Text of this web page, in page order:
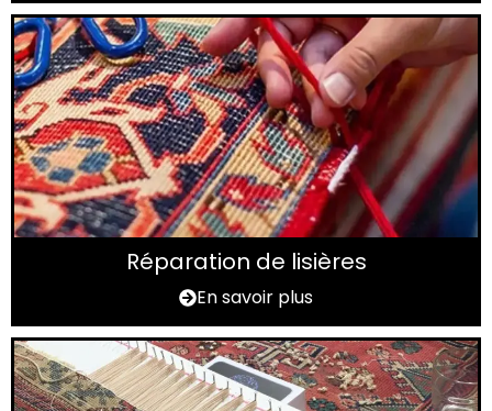
Réparation de lisières
En savoir plus